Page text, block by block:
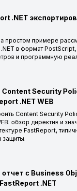
.NET
простом примере
в формат
и программную
Content Security
.NET WEB
Content Security
обзор директив и
FastReport,
защиты.
отчет с Business
.NET